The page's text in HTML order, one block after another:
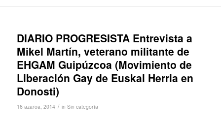
DIARIO PROGRESISTA Entrevista a
Mikel Martín, veterano militante de
EHGAM Guipúzcoa (Movimiento de
Liberación Gay de Euskal Herria en
Donosti)
16 azaroa, 2014 / in Sin categoría